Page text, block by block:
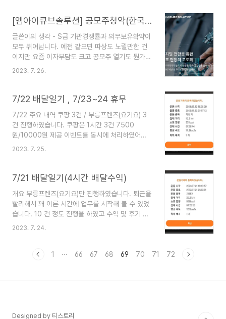
렛 경기 의왕시 바라산로 1 map.kakao.com 운영
그럼에도 사람이 많아서 놀랐습니다. 주중이라 주차
는 무난하게 하였습니다.
https://m.lotteshopping.com/store/floor/main?
cstr=0406 롯데백화점 지점별 쇼핑정보, 매장안
[엠아이큐브솔루션] 공모주청약(한국투자증권, 7/26~27)
글쓴이의 생각 - S급 기관경쟁률과 의무보유확약이
모두 뛰어납니다. 예전 같으면 따상도 노릴만한 건
이지만 요즘 이자부담도 크고 공모주 열기도 뭔가
한 풀 꺾인 느낌입니다. 저는 균등만 참여하려 합니
드립니다. https://stockddalbae.com/34 7월
히 알아보기(장외시장 호가) 시지트로닉스 / 엠아이
큐브솔루션 / 파두다음 주는 7월 마지막주이며 청
약이 3가지 있습니다. 시지트로닉스는 이미 작성시
점에 기관반응이 나와서 이어서 작성 예정이며, 다
2023. 7. 26.
7/22 배달일기 , 7/23~24 휴무
7/22 주요 내역 쿠팡 3건 / 부릉프렌즈(요기요) 3
건 진행하였습니다. 쿠팡은 1시간 3건 7500
원/10000원 제공 이벤트를 동시에 처리하였어서
페이가 쏠쏠했습니다. 총 5만원 약간 넘게 벌었습니
이라 좀 꺼렸는데 인기가 많습니다. 저도 담에 한식
땡길 땐 먹어볼까봐요 광안천지식당&국밥 남동탄점
친구분들끼리(혹은 가족?) 사장님이 되어 운영하는
듯합니다. 성격은 좋으신듯 합니다. 라홍방마라탕
동탄호수공원점 이틀 연속 마라탕 배달입니다. 마라
탕 인기가 좋습니다.하 *쿠팡 해올 레이크꼬모점 한
많았네요. 푸라닭 ..
2023. 7. 25.
7/21 배달일기(4시간 배달수익)
개요 부릉프렌즈(요기요)만 진행하였습니다. 퇴근을
빨리해서 꽤 이른 시간에 업무를 시작해 볼 수 있었
습니다. 10 건 정도 진행을 하였고 수익 및 후기 공
유드립니다. 근무시간 및 수익 총 10건 진행하였으
된 듯합니다. 소득은 부릉프렌즈 프로모션 적용을
날도 다른 식당이지만 마라탕이 잡혔습니다. 참치라
2023. 7. 24.
1 ··· 66 67 68 69 70 71 72
Designed by 티스토리